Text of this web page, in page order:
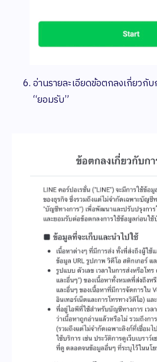
อ่านรายละเอียดข้อตกลงเกี่ยวกั
“ยอมรับ”